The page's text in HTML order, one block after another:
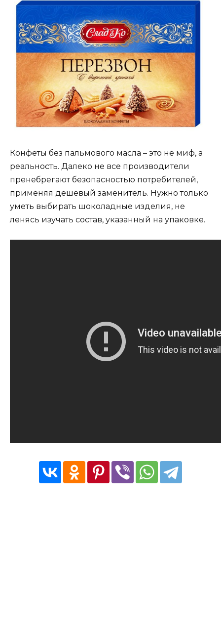
Конфеты без пальмового масла – это не миф, а
реальность. Далеко не все производители
пренебрегают безопасностью потребителей,
применяя дешевый заменитель. Нужно только
уметь выбирать шоколадные изделия, не
ленясь изучать состав, указанный на упаковке.